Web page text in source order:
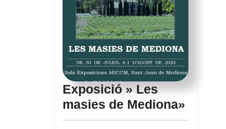
Exposició » Les
masies de Mediona»
»